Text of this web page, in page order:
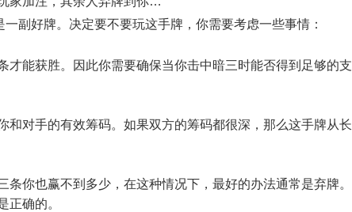
副好牌。决定要不要玩这手牌，你需要考虑一些事情：
才能获胜。因此你需要确保当你击中暗三时能否得到足够的支
和对手的有效筹码。如果双方的筹码都很深，那么这手牌从长
你也赢不到多少，在这种情况下，最好的办法通常是弃牌。
正确的。